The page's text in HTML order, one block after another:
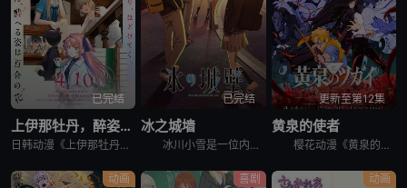
已完结
上伊那牡丹，醉姿如百合
日韩动漫《上伊那牡丹，醉姿如百合》又名：Kamiina Botan,Yoeru Sugata wa Yuri no Hana,the Drunken Appearance Is a Lily Flow
已完结
冰之城墙
冰川小雪是一位内向的学生，她总是向外筑起一道高高的心墙，只跟儿时好友安昙美姫互动。有一天，名叫雨宫凑的男孩，没来由地开始试图打进小雪的心房，扰乱了她平静的生活。 孤僻的小雪、受欢迎的美姫、没有边界
更新至第12集
黄泉的使者
樱花动漫《黄泉的使者》讲述了，月落和亚晨是一对双胞胎兄妹，他们在一个与世隔绝的深山小村落里出生，被称为“分隔夜与昼的双子”。他们拥有获得特殊力量的资格，一场围绕他们的双使战斗也随之展开。 &nbs
动画 喜剧 动画